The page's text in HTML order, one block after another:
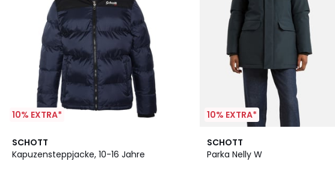
10% EXTRA*
SCHOTT
Kapuzensteppjacke, 10-16 Jahre
4,4
/ 5
2
Farben
10% EXTRA*
SCHOTT
Parka Nelly W
4,3
/ 5